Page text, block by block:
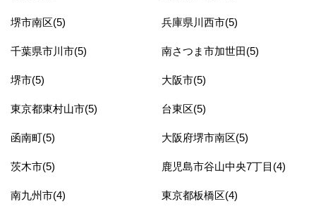
堺市南区(5) 兵庫県川西市(5)
千葉県市川市(5) 南さつま市加世田(5)
堺市(5) 大阪市(5)
東京都東村山市(5) 台東区(5)
函南町(5) 大阪府堺市南区(5)
茨木市(5) 鹿児島市谷山中央7丁目(4)
南九州市(4) 東京都板橋区(4)